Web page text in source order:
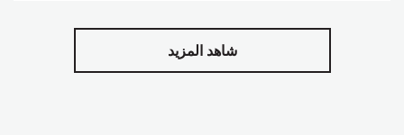
شاهد المزيد